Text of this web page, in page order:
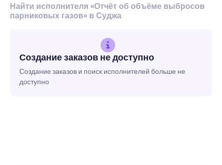
Найти исполнителя «Отчёт об объёме выбросов
парниковых газов» в Суджа
Создание заказов не доступно
Создание заказов и поиск исполнителей больше не
доступно